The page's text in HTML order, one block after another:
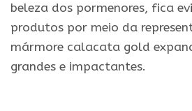
beleza dos pormenores, fica
produtos por meio da
mármore calacata gold
grandes e impactantes.